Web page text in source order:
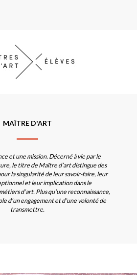
MAÎTRE D'ART
et une mission. Décerné à vie par le
le titre de Maître d’art distingue des
la singularité de leur savoir-faire, leur
et leur implication dans le
d’art. Plus qu’une reconnaissance,
d’un engagement et d’une volonté de
transmettre.